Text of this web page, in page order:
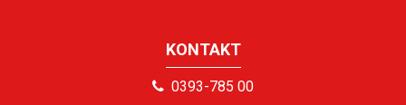
KONTAKT
0393-785 00